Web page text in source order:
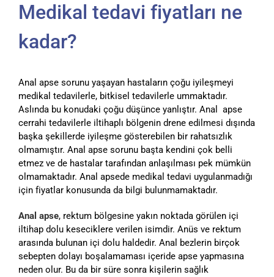
Medikal tedavi fiyatları ne
kadar?
Anal apse sorunu yaşayan hastaların çoğu iyileşmeyi
medikal tedavilerle, bitkisel tedavilerle ummaktadır.
Aslında bu konudaki çoğu düşünce yanlıştır. Anal apse
cerrahi tedavilerle iltihaplı bölgenin drene edilmesi dışında
başka şekillerde iyileşme gösterebilen bir rahatsızlık
olmamıştır. Anal apse sorunu başta kendini çok belli
etmez ve de hastalar tarafından anlaşılması pek mümkün
olmamaktadır. Anal apsede medikal tedavi uygulanmadığı
için fiyatlar konusunda da bilgi bulunmamaktadır.
Anal apse, rektum bölgesine yakın noktada görülen içi
iltihap dolu keseciklere verilen isimdir. Anüs ve rektum
arasında bulunan içi dolu haldedir. Anal bezlerin birçok
sebepten dolayı boşalamaması içeride apse yapmasına
neden olur. Bu da bir süre sonra kişilerin sağlık